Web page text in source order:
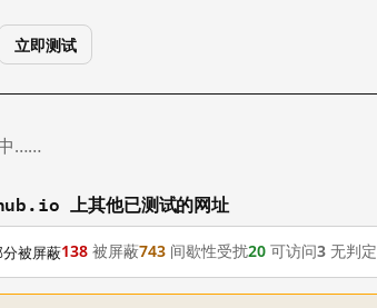
立即测试
……
上其他已测试的网址
分被屏蔽138 被屏蔽743 间歇性受扰20 可访问3 无判定